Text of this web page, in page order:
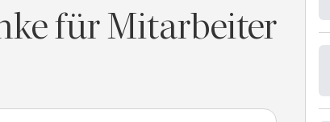
für Mitarbeiter